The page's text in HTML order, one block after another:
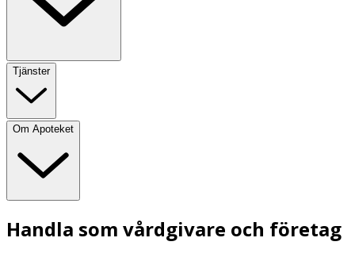
Tjänster
Om Apoteket
Handla som vårdgivare och företag